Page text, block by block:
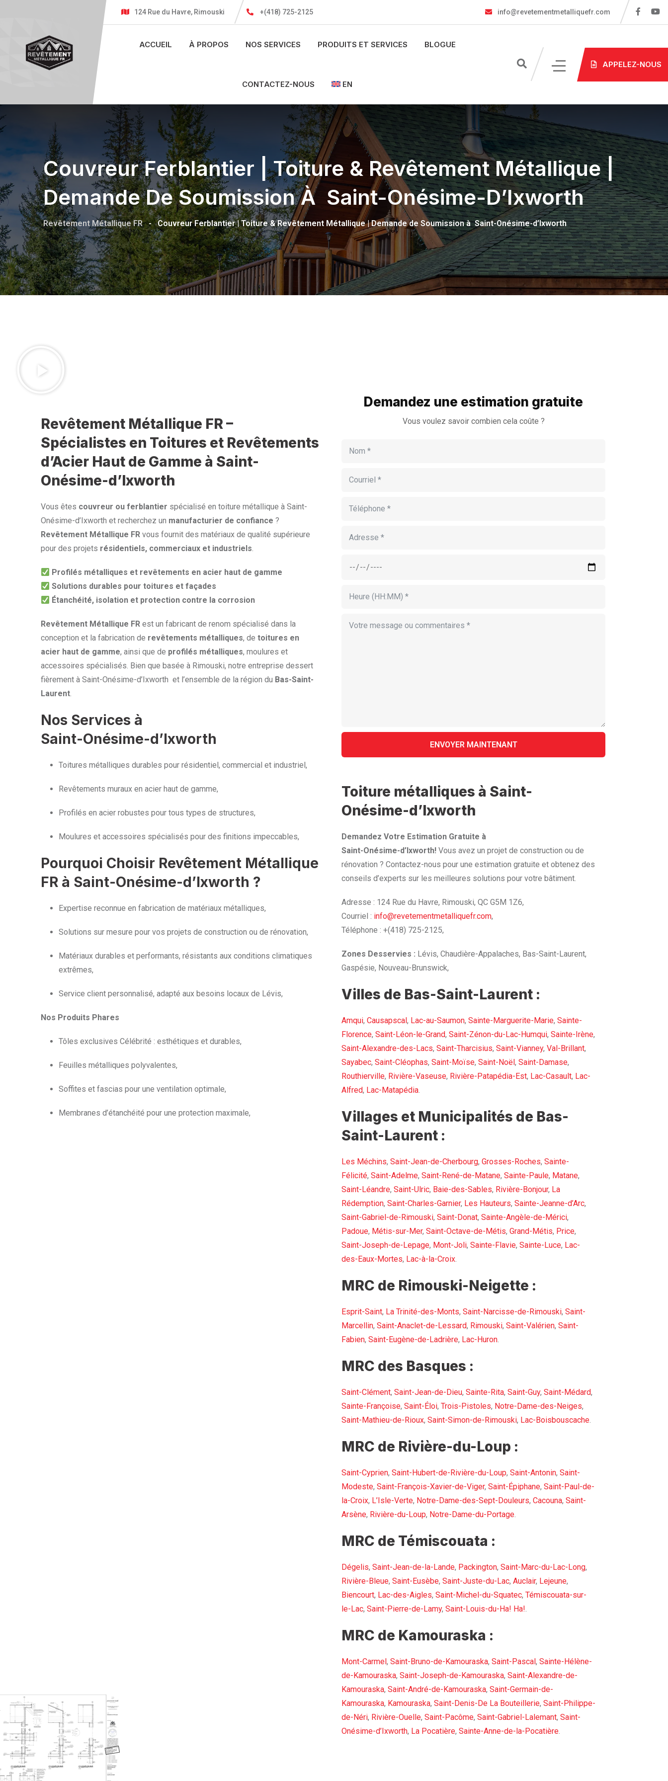
124 Rue du Havre, Rimouski +(418) 725-2125 info@revetementmetalliquefr.com
ACCUEIL À PROPOS NOS SERVICES PRODUITS ET SERVICES BLOGUE
CONTACTEZ-NOUS EN
APPELEZ-NOUS
Couvreur Ferblantier | Toiture & Revêtement Métallique |
Demande De Soumission À Saint-Onésime-D’Ixworth
Revêtement Métallique FR - Couvreur Ferblantier | Toiture & Revêtement Métallique | Demande de Soumission à Saint-Onésime-d’Ixworth
Revêtement Métallique FR –
Spécialistes en Toitures et Revêtements
d’Acier Haut de Gamme à Saint-
Onésime-d’Ixworth
Vous êtes couvreur ou ferblantier spécialisé en toiture métallique à Saint-
Onésime-d’Ixworth et recherchez un manufacturier de confiance ?
Revêtement Métallique FR vous fournit des matériaux de qualité supérieure
pour des projets résidentiels, commerciaux et industriels.
Profilés métalliques et revêtements en acier haut de gamme
Solutions durables pour toitures et façades
Étanchéité, isolation et protection contre la corrosion
Revêtement Métallique FR est un fabricant de renom spécialisé dans la
conception et la fabrication de revêtements métalliques, de toitures en
acier haut de gamme, ainsi que de profilés métalliques, moulures et
accessoires spécialisés. Bien que basée à Rimouski, notre entreprise dessert
fièrement à Saint-Onésime-d’Ixworth et l’ensemble de la région du Bas-Saint-
Laurent.
Nos Services à
Saint-Onésime-d’Ixworth
Toitures métalliques durables pour résidentiel, commercial et industriel,
Revêtements muraux en acier haut de gamme,
Profilés en acier robustes pour tous types de structures,
Moulures et accessoires spécialisés pour des finitions impeccables,
Pourquoi Choisir Revêtement Métallique
FR à Saint-Onésime-d’Ixworth ?
Expertise reconnue en fabrication de matériaux métalliques,
Solutions sur mesure pour vos projets de construction ou de rénovation,
Matériaux durables et performants, résistants aux conditions climatiques
extrêmes,
Service client personnalisé, adapté aux besoins locaux de Lévis,
Nos Produits Phares
Tôles exclusives Célébrité : esthétiques et durables,
Feuilles métalliques polyvalentes,
Soffites et fascias pour une ventilation optimale,
Membranes d’étanchéité pour une protection maximale,
Demandez une estimation gratuite
Vous voulez savoir combien cela coûte ?
Toiture métalliques à Saint-
Onésime-d’Ixworth
Demandez Votre Estimation Gratuite à
Saint-Onésime-d’Ixworth! Vous avez un projet de construction ou de
rénovation ? Contactez-nous pour une estimation gratuite et obtenez des
conseils d’experts sur les meilleures solutions pour votre bâtiment.
Adresse : 124 Rue du Havre, Rimouski, QC G5M 1Z6,
Courriel : info@revetementmetalliquefr.com,
Téléphone : +(418) 725-2125,
Zones Desservies : Lévis, Chaudière-Appalaches, Bas-Saint-Laurent,
Gaspésie, Nouveau-Brunswick,
Villes de Bas-Saint-Laurent :
Amqui, Causapscal , Lac-au-Saumon, Sainte-Marguerite-Marie, Sainte-
Florence, Saint-Léon-le-Grand, Saint-Zénon-du-Lac-Humqui, Sainte-Irène,
Saint-Alexandre-des-Lacs, Saint-Tharcisius, Saint-Vianney, Val-Brillant,
Sayabec, Saint-Cléophas, Saint-Moïse, Saint-Noël , Saint-Damase,
Routhierville, Rivière-Vaseuse, Rivière-Patapédia-Est, Lac-Casault, Lac-
Alfred, Lac-Matapédia.
Villages et Municipalités de Bas-
Saint-Laurent :
Les Méchins, Saint-Jean-de-Cherbourg, Grosses-Roches, Sainte-
Félicité, Saint-Adelme, Saint-René-de-Matane, Sainte-Paule, Matane,
Saint-Léandre, Saint-Ulric, Baie-des-Sables, Rivière-Bonjour, La
Rédemption, Saint-Charles-Garnier, Les Hauteurs, Sainte-Jeanne-d’Arc,
Saint-Gabriel-de-Rimouski, Saint-Donat, Sainte-Angèle-de-Mérici,
Padoue, Métis-sur-Mer, Saint-Octave-de-Métis, Grand-Métis, Price,
Saint-Joseph-de-Lepage, Mont-Joli, Sainte-Flavie, Sainte-Luce, Lac-
des-Eaux-Mortes, Lac-à-la-Croix.
MRC de Rimouski-Neigette :
Esprit-Saint, La Trinité-des-Monts, Saint-Narcisse-de-Rimouski, Saint-
Marcellin, Saint-Anaclet-de-Lessard, Rimouski, Saint-Valérien, Saint-
Fabien, Saint-Eugène-de-Ladrière, Lac-Huron.
MRC des Basques :
Saint-Clément, Saint-Jean-de-Dieu, Sainte-Rita, Saint-Guy, Saint-Médard,
Sainte-Françoise, Saint-Éloi, Trois-Pistoles, Notre-Dame-des-Neiges,
Saint-Mathieu-de-Rioux, Saint-Simon-de-Rimouski, Lac-Boisbouscache.
MRC de Rivière-du-Loup :
Saint-Cyprien, Saint-Hubert-de-Rivière-du-Loup, Saint-Antonin, Saint-
Modeste, Saint-François-Xavier-de-Viger, Saint-Épiphane, Saint-Paul-de-
la-Croix, L’Isle-Verte, Notre-Dame-des-Sept-Douleurs, Cacouna, Saint-
Arsène, Rivière-du-Loup, Notre-Dame-du-Portage.
MRC de Témiscouata :
Dégelis, Saint-Jean-de-la-Lande, Packington, Saint-Marc-du-Lac-Long,
Rivière-Bleue, Saint-Eusèbe, Saint-Juste-du-Lac, Auclair, Lejeune,
Biencourt, Lac-des-Aigles, Saint-Michel-du-Squatec, Témiscouata-sur-
le-Lac, Saint-Pierre-de-Lamy, Saint-Louis-du-Ha! Ha!.
MRC de Kamouraska :
Mont-Carmel , Saint-Bruno-de-Kamouraska, Saint-Pascal , Sainte-Hélène-
de-Kamouraska, Saint-Joseph-de-Kamouraska, Saint-Alexandre-de-
Kamouraska, Saint-André-de-Kamouraska, Saint-Germain-de-
Kamouraska, Kamouraska, Saint-Denis-De La Bouteillerie, Saint-Philippe-
de-Néri, Rivière-Ouelle, Saint-Pacôme, Saint-Gabriel-Lalemant, Saint-
Onésime-d’Ixworth, La Pocatière, Sainte-Anne-de-la-Pocatière.